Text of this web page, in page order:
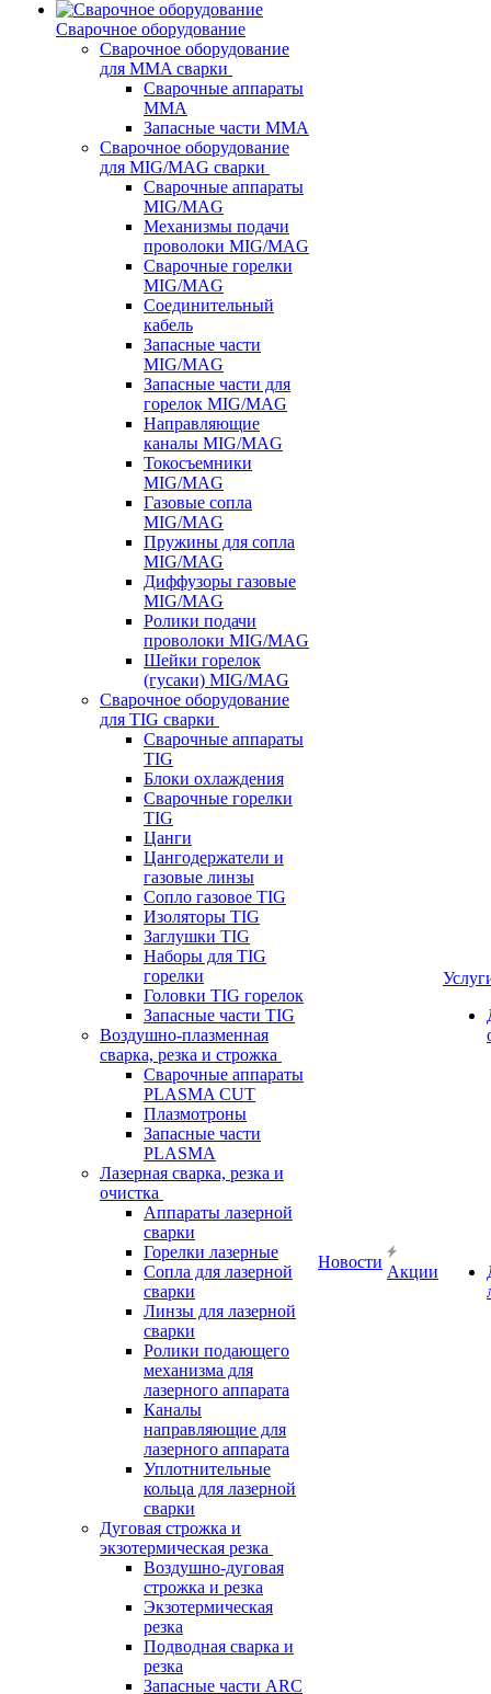
Сварочное оборудование
Сварочное оборудование
для MMA сварки
Сварочные аппараты
MMA
Запасные части MMA
Сварочное оборудование
для MIG/MAG сварки
Сварочные аппараты
MIG/MAG
Механизмы подачи
проволоки MIG/MAG
Сварочные горелки
MIG/MAG
Соединительный
кабель
Запасные части
MIG/MAG
Запасные части для
горелок MIG/MAG
Направляющие
каналы MIG/MAG
Токосъемники
MIG/MAG
Газовые сопла
MIG/MAG
Пружины для сопла
MIG/MAG
Диффузоры газовые
MIG/MAG
Ролики подачи
проволоки MIG/MAG
Шейки горелок
(гусаки) MIG/MAG
Сварочное оборудование
для TIG сварки
Сварочные аппараты
TIG
Блоки охлаждения
Сварочные горелки
TIG
Цанги
Цангодержатели и
газовые линзы
Сопло газовое TIG
Изоляторы TIG
Заглушки TIG
Наборы для TIG
горелки
Головки TIG горелок
Запасные части TIG
Воздушно-плазменная
сварка, резка и строжка
Сварочные аппараты
PLASMA CUT
Плазмотроны
Запасные части
PLASMA
Лазерная сварка, резка и
очистка
Аппараты лазерной
сварки
Горелки лазерные
Сопла для лазерной
сварки
Линзы для лазерной
сварки
Ролики подающего
механизма для
лазерного аппарата
Каналы
направляющие для
лазерного аппарата
Уплотнительные
кольца для лазерной
сварки
Дуговая строжка и
экзотермическая резка
Воздушно-дуговая
строжка и резка
Экзотермическая
резка
Подводная сварка и
резка
Запасные части ARC
Новости
Акции